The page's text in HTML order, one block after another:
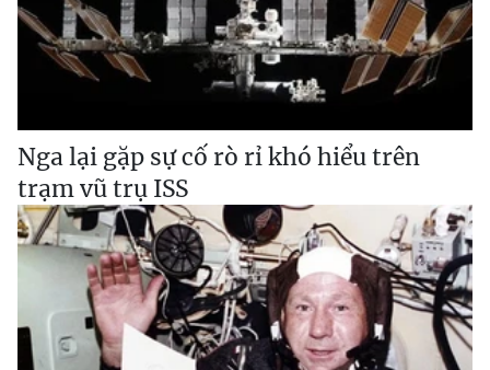
Nga lại gặp sự cố rò rỉ khó hiểu trên
trạm vũ trụ ISS